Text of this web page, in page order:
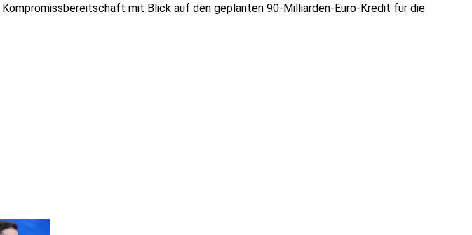
mit Blick auf den geplanten 90-Milliarden-Euro-Kredit für die